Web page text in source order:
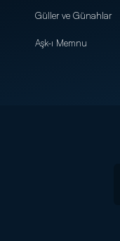
Güller ve Günahlar
Aşk-ı Memnu